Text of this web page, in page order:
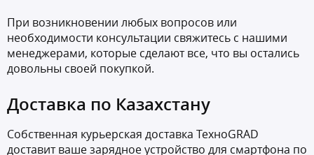
При возникновении любых вопросов или
необходимости консультации свяжитесь с нашими
менеджерами, которые сделают все, что вы остались
довольны своей покупкой.
Доставка по Казахстану
Собственная курьерская доставка ТехноGRAD
доставит ваше зарядное устройство для смартфона по